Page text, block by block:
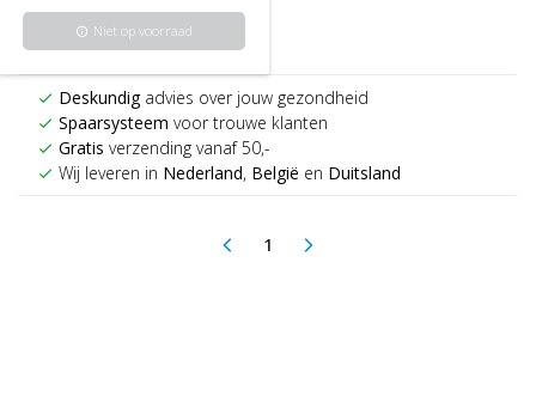
info Niet op voorraad
check Deskundigadvies over jouw gezondheid
check Spaarsysteem voor trouwe klanten
check Gratis verzending vanaf 50,-
check Wij leveren in Nederland, België en Duitsland
arrow_back_ios 1(current)
arrow_forward_ios